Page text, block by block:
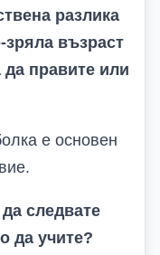
разлика
възраст
да правите или
е основен
следвате
да учите?